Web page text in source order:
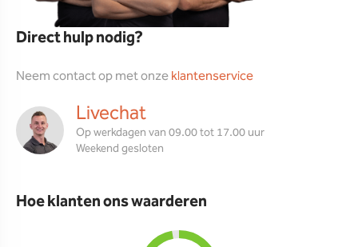
Direct hulp nodig?
Neem contact op met onzeklantenservice
Livechat
Op werkdagen van 09.00 tot 17.00 uur
Weekend gesloten
Hoe klanten ons waarderen